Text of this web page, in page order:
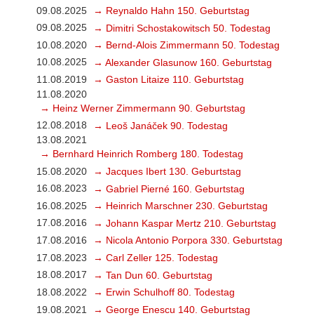
09.08.2025
→ Reynaldo Hahn 150. Geburtstag
09.08.2025
→ Dimitri Schostakowitsch 50. Todestag
10.08.2020
→ Bernd-Alois Zimmermann 50. Todestag
10.08.2025
→ Alexander Glasunow 160. Geburtstag
11.08.2019
→ Gaston Litaize 110. Geburtstag
11.08.2020
→ Heinz Werner Zimmermann 90. Geburtstag
12.08.2018
→ Leoš Janáček 90. Todestag
13.08.2021
→ Bernhard Heinrich Romberg 180. Todestag
15.08.2020
→ Jacques Ibert 130. Geburtstag
16.08.2023
→ Gabriel Pierné 160. Geburtstag
16.08.2025
→ Heinrich Marschner 230. Geburtstag
17.08.2016
→ Johann Kaspar Mertz 210. Geburtstag
17.08.2016
→ Nicola Antonio Porpora 330. Geburtstag
17.08.2023
→ Carl Zeller 125. Todestag
18.08.2017
→ Tan Dun 60. Geburtstag
18.08.2022
→ Erwin Schulhoff 80. Todestag
19.08.2021
→ George Enescu 140. Geburtstag